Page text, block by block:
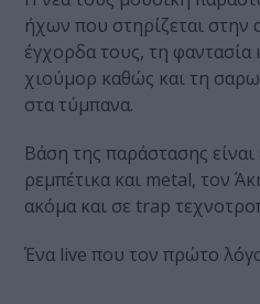
ήχων που στηρίζεται στην
έγχορδα τους, τη φαντασία
χιούμορ καθώς και τη
στα τύμπανα.
Βάση της παράστασης
ρεμπέτικα και metal, τον
ακόμα και σε trap
Ένα live που τον πρώτο